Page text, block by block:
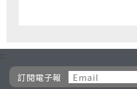
:::
訂閱電子報